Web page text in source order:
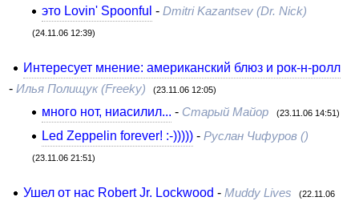
это Lovin' Spoonful -Dmitri Kazantsev (Dr. Nick)
(24.11.06 12:39)
Интересует мнение: американский блюз и рок-н-ролл
- Илья Полищук (Freeky) (23.11.06 12:05)
много нот, ниасилил... - Старый Майор (23.11.06 14:51)
Led Zeppelin forever! :-))))) -Руслан Чифуров ()
(23.11.06 21:51)
Ушел от нас Robert Jr. Lockwood - Muddy Lives (22.11.06